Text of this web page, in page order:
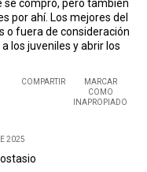
se compró, pero también
por ahí. Los mejores del
o fuera de consideración
los juveniles y abrir los
COMPARTIR
MARCAR
COMO
INAPROPIADO
2025